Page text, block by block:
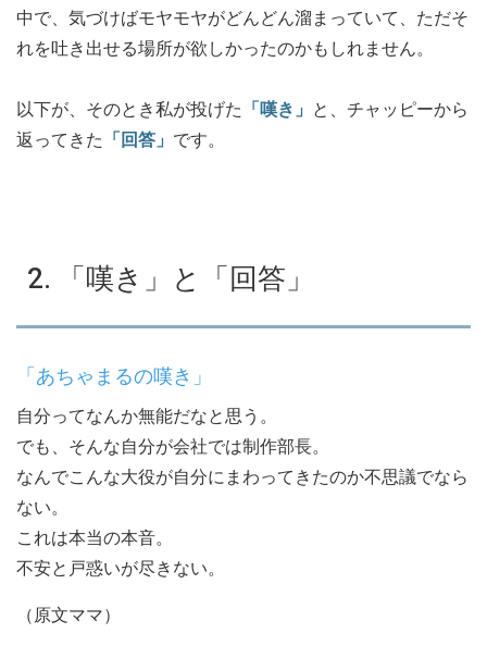
中で、気づけばモヤモヤがどんどん溜まっていて、ただそ
れを吐き出せる場所が欲しかったのかもしれません。
以下が、そのとき私が投げた 「嘆き」 と、チャッピーから
返ってきた 「回答」 です。
2. 「嘆き」と「回答」
「あちゃまるの嘆き」
自分ってなんか無能だなと思う。
でも、そんな自分が会社では制作部長。
なんでこんな大役が自分にまわってきたのか不思議でなら
ない。
これは本当の本音。
不安と戸惑いが尽きない。
（原文ママ）